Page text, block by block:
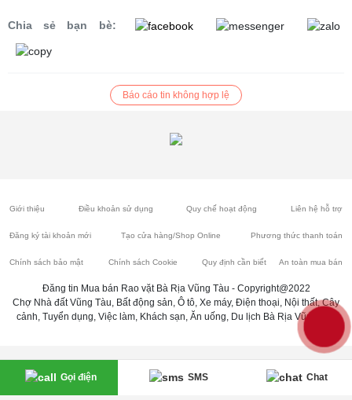
Chia sẻ bạn bè:
Báo cáo tin không hợp lệ
Gọi điện SMS Chat
Giới thiệu Điều khoản sử dụng Quy chế hoạt động Liên hệ hỗ trợ
Đăng ký tài khoản mới Tạo cửa hàng/Shop Online Phương thức thanh toán
Chính sách bảo mật Chính sách Cookie Quy định cần biết An toàn mua bán
Đăng tin Mua bán Rao vặt Bà Rịa Vũng Tàu - Copyright@2022
Chợ Nhà đất Vũng Tàu, Bất động sản, Ô tô, Xe máy, Điện thoại, Nội thất, Cây
cảnh, Tuyển dụng, Việc làm, Khách sạn, Ăn uống, Du lịch Bà Rịa Vũng Tàu